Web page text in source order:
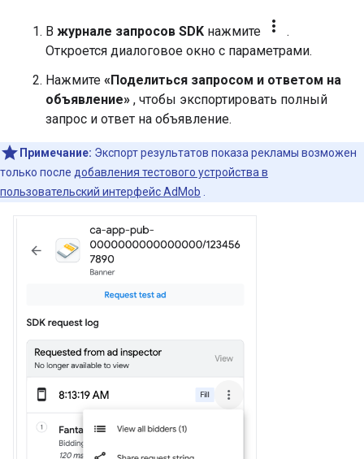
В журнале запросов SDK нажмите more_vert
.
Откроется диалоговое окно с параметрами.
Нажмите «Поделиться запросом и ответом на
объявление» , чтобы экспортировать полный
запрос и ответ на объявление.
Примечание: Экспорт результатов показа рекламы возможен
только после добавления тестового устройства в
пользовательский интерфейс AdMob